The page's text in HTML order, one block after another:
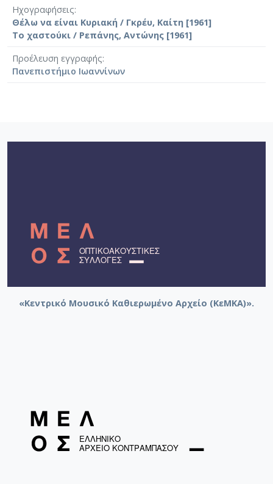
Ηχογραφήσεις
Θέλω να είναι Κυριακή / Γκρέυ, Καίτη [1961]
Το χαστούκι / Ρεπάνης, Αντώνης [1961]
Προέλευση εγγραφής
Πανεπιστήμιο Ιωαννίνων
«Κεντρικό Μουσικό Καθιερωμένο Αρχείο (ΚεΜΚΑ)».